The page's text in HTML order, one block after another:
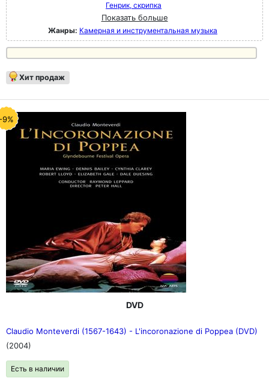
Генрик, скрипка
Показать больше
Жанры: Камерная и инструментальная музыка
Хит продаж
9%
DVD
Claudio Monteverdi (1567-1643) - L'incoronazione di Poppea (DVD)
(2004)
Есть в наличии